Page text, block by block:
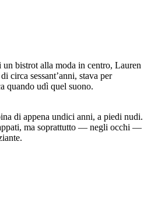
bistrot alla moda in centro, Lauren
circa sessant’anni, stava per
quando udì quel suono.
di appena undici anni, a piedi nudi.
ma soprattutto — negli occhi —